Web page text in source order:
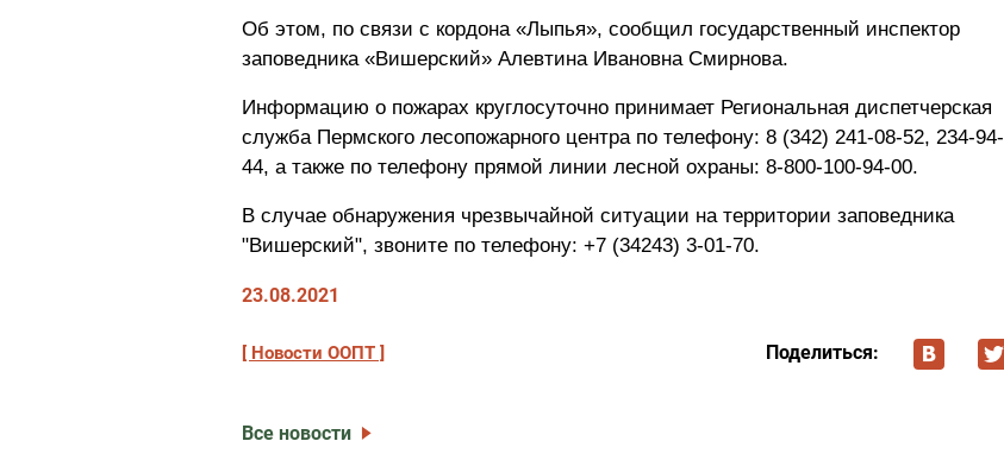
Об этом, по связи с кордона «Лыпья», сообщил государственный инспектор
заповедника «Вишерский» Алевтина Ивановна Смирнова.
Информацию о пожарах круглосуточно принимает Региональная диспетчерская
служба Пермского лесопожарного центра по телефону: 8 (342) 241-08-52, 234-94-
44, а также по телефону прямой линии лесной охраны: 8-800-100-94-00.
В случае обнаружения чрезвычайной ситуации на территории заповедника
"Вишерский", звоните по телефону: +7 (34243) 3-01-70.
23.08.2021
Новости ООПТ Поделиться:
Все новости